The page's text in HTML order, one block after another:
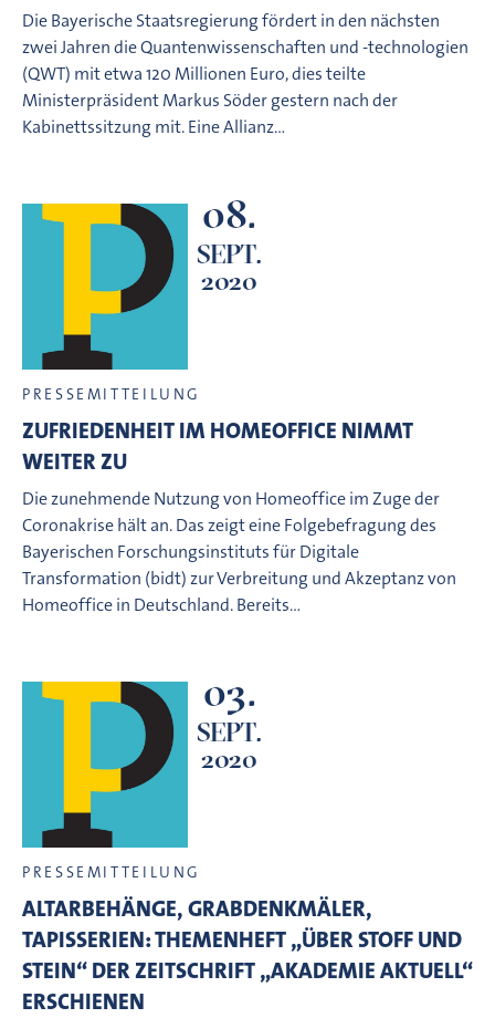
Die Bayerische Staatsregierung fördert in den nächsten
zwei Jahren die Quantenwissenschaften und -technologien
(QWT) mit etwa 120 Millionen Euro, dies teilte
Ministerpräsident Markus Söder gestern nach der
Kabinettssitzung mit. Eine Allianz…
08.
SEPT.
2020
PRESSEMITTEILUNG
ZUFRIEDENHEIT IM HOMEOFFICE NIMMT
WEITER ZU
Die zunehmende Nutzung von Homeoffice im Zuge der
Coronakrise hält an. Das zeigt eine Folgebefragung des
Bayerischen Forschungsinstituts für Digitale
Transformation (bidt) zur Verbreitung und Akzeptanz von
Homeoffice in Deutschland. Bereits…
03.
SEPT.
2020
PRESSEMITTEILUNG
ALTARBEHÄNGE, GRABDENKMÄLER,
TAPISSERIEN: THEMENHEFT „ÜBER STOFF UND
STEIN“ DER ZEITSCHRIFT „AKADEMIE AKTUELL“
ERSCHIENEN